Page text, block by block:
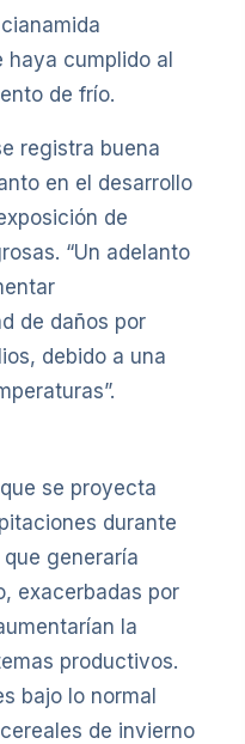
haya cumplido al
de frío.
registra buena
en el desarrollo
de
“Un adelanto
de daños por
debido a una
se proyecta
durante
generaría
exacerbadas por
la
productivos.
bajo lo normal
de invierno